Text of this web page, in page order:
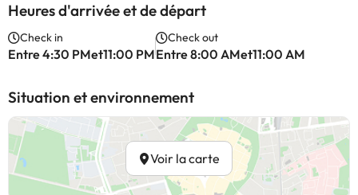
Heures d'arrivée et de départ
Check in
Entre 4:30 PMet11:00 PM
Check out
Entre 8:00 AMet11:00 AM
Situation et environnement
Voir la carte